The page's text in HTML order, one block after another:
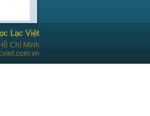
Lạc Việt
Chí Minh